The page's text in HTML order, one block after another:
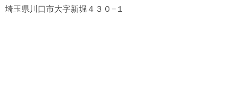
埼玉県川口市大字新堀４３０−１